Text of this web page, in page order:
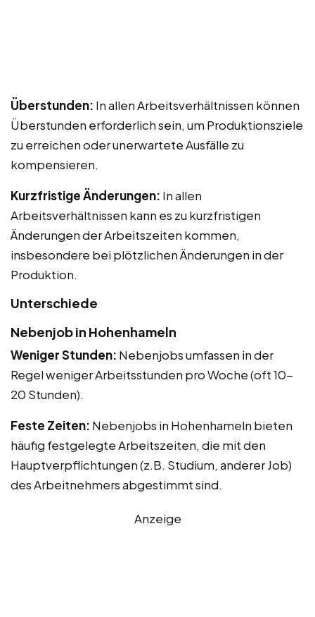
Überstunden: In allen Arbeitsverhältnissen können
Überstunden erforderlich sein, um Produktionsziele
zu erreichen oder unerwartete Ausfälle zu
kompensieren.
Kurzfristige Änderungen: In allen
Arbeitsverhältnissen kann es zu kurzfristigen
Änderungen der Arbeitszeiten kommen,
insbesondere bei plötzlichen Änderungen in der
Produktion.
Unterschiede
Nebenjob in Hohenhameln
Weniger Stunden: Nebenjobs umfassen in der
Regel weniger Arbeitsstunden pro Woche (oft 10-
20 Stunden).
Feste Zeiten: Nebenjobs in Hohenhameln bieten
häufig festgelegte Arbeitszeiten, die mit den
Hauptverpflichtungen (z.B. Studium, anderer Job)
des Arbeitnehmers abgestimmt sind.
Anzeige